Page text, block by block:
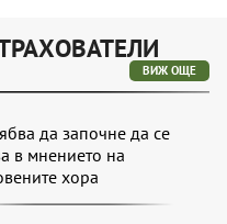
ВИЖ ОЩЕ
да започне да се
в мнението на
хора